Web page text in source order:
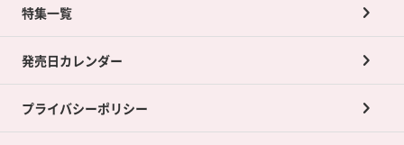
ネット買取について
買取承諾書について
ポイントカードTOP
ポイント交換景品
特集一覧
発売日カレンダー
プライバシーポリシー